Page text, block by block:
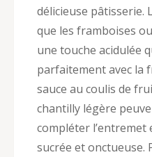
délicieuse pâtisserie.
que les framboises
une touche acidulée
parfaitement avec la
sauce au coulis de
chantilly légère
compléter
sucrée et onctueuse.